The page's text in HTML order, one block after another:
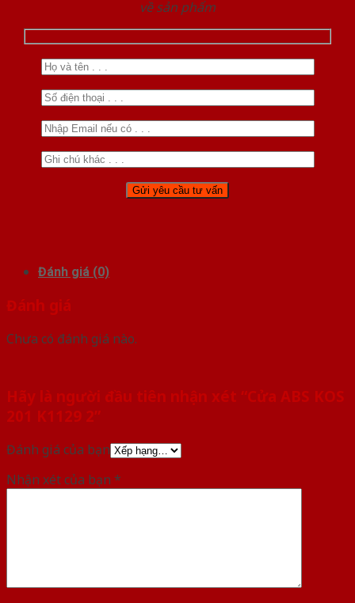
về sản phẩm
Đánh giá (0)
Đánh giá
Chưa có đánh giá nào.
Hãy là người đầu tiên nhận xét “Cửa ABS KOS
201 K1129 2”
Đánh giá của bạn
Nhận xét của bạn *